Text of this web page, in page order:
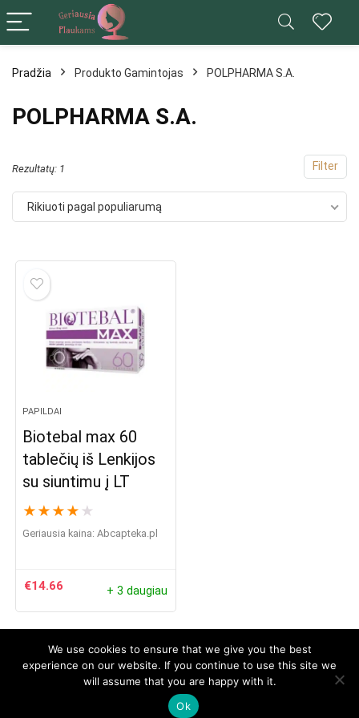
Pradžia Produkto Gamintojas POLPHARMA S.A.
POLPHARMA S.A.
Filter
Rezultatų: 1
Rikiuoti pagal populiarumą
PAPILDAI
Biotebal max 60
tablečių iš Lenkijos
su siuntimu į LT
★ ★ ★ ★ ★
Geriausia kaina: abcapteka.pl
€14.66 + 3 daugiau
© 2026 geriausia-plaukams.lt. Visos teisės saugomos
info@geriausia-plaukams.lt
We use cookies to ensure that we give you the best
experience on our website. If you continue to use this site we
will assume that you are happy with it.
Ok